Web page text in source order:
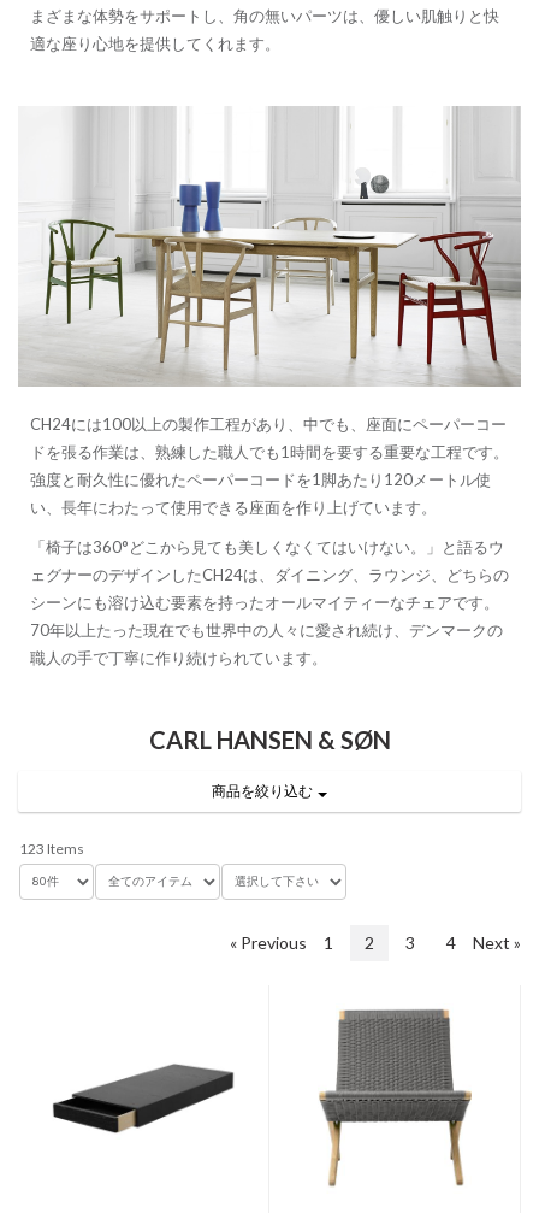
まざまな体勢をサポートし、角の無いパーツは、優しい肌触りと快
適な座り心地を提供してくれます。
CH24には100以上の製作工程があり、中でも、座面にペーパーコー
ドを張る作業は、熟練した職人でも1時間を要する重要な工程です。
強度と耐久性に優れたペーパーコードを1脚あたり120メートル使
い、長年にわたって使用できる座面を作り上げています。
「椅子は360°どこから見ても美しくなくてはいけない。」と語るウ
ェグナーのデザインしたCH24は、ダイニング、ラウンジ、どちらの
シーンにも溶け込む要素を持ったオールマイティーなチェアです。
70年以上たった現在でも世界中の人々に愛され続け、デンマークの
職人の手で丁寧に作り続けられています。
CARL HANSEN & SØN
商品を絞り込む
123 Items
« Previous 1 2 3 4 Next »